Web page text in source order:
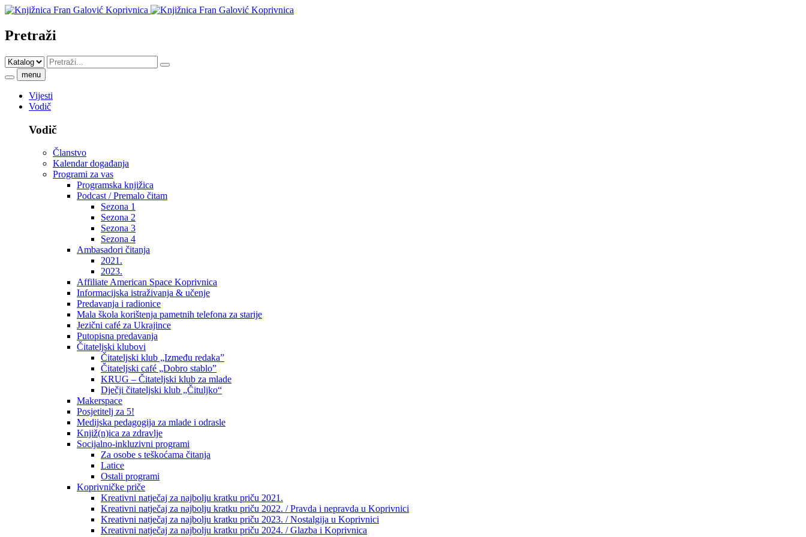
Pretraži
menu
Vijesti
Vodič
Vodič
Članstvo
Kalendar događanja
Programi za vas
Programska knjižica
Podcast / Premalo čitam
Sezona 1
Sezona 2
Sezona 3
Sezona 4
Ambasadori čitanja
2021.
2023.
Affiliate American Space Koprivnica
Informacijska istraživanja & učenje
Predavanja i radionice
Mala škola korištenja pametnih telefona za starije
Jezični café za Ukrajince
Putopisna predavanja
Čitateljski klubovi
Čitateljski klub „Između redaka”
Čitateljski café „Dobro stablo”
KRUG – Čitateljski klub za mlade
Dječji čitateljski klub „Čituljko“
Makerspace
Posjetitelj za 5!
Medijska pedagogija za mlade i odrasle
Knjiž(n)ica za zdravlje
Socijalno-inkluzivni programi
Za osobe s teškoćama čitanja
Latice
Ostali programi
Koprivničke priče
Kreativni natječaj za najbolju kratku priču 2021.
Kreativni natječaj za najbolju kratku priču 2022. / Pravda i nepravda u Koprivnici
Kreativni natječaj za najbolju kratku priču 2023. / Nostalgija u Koprivnici
Kreativni natječaj za najbolju kratku priču 2024. / Glazba i Koprivnica